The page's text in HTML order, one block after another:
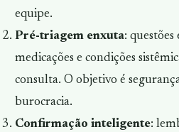
equipe.
Pré-triagem enxuta: questões
medicações e condições
consulta. O objetivo é
burocracia.
Confirmação inteligente: